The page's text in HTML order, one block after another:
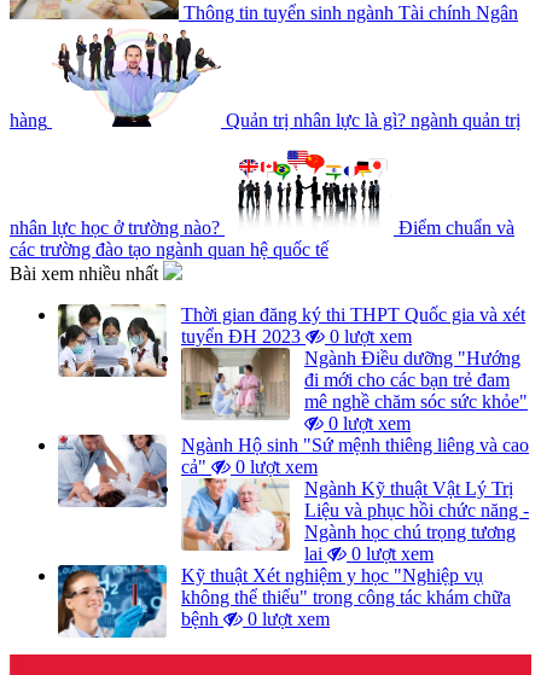
Thông tin tuyển sinh ngành Tài chính Ngân
hàng Quản trị nhân lực là gì? ngành quản trị
nhân lực học ở trường nào?
Điểm chuẩn và
các trường đào tạo ngành quan hệ quốc tế
Bài xem nhiều nhất
Thời gian đăng ký thi THPT Quốc gia và xét
tuyển ĐH 2023
0 lượt xem
Ngành Điều dưỡng "Hướng
đi mới cho các bạn trẻ đam
mê nghề chăm sóc sức khỏe"
0 lượt xem
Ngành Hộ sinh "Sứ mệnh thiêng liêng và cao
cả"
0 lượt xem
Ngành Kỹ thuật Vật Lý Trị
Liệu và phục hồi chức năng -
Ngành học chú trọng tương
lai
0 lượt xem
Kỹ thuật Xét nghiệm y học "Nghiệp vụ
không thể thiếu" trong công tác khám chữa
bệnh
0 lượt xem